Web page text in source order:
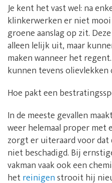
Je kent het vast wel: na
klinkerwerken er niet
groene aanslag op zit.
alleen lelijk uit, maar
maken wanneer het
kunnen tevens olievlekken
Hoe pakt een
In de meeste gevallen
weer helemaal proper met
zorgt er uiteraard voor dat
niet beschadigd. Bij
vakman vaak ook een
hetreinigenstrooit hij